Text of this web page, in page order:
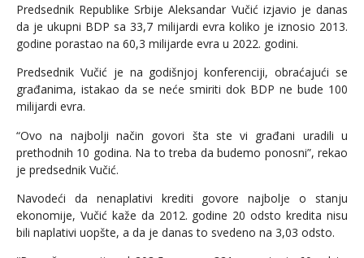
Predsednik Republike Srbije Aleksandar Vučić izjavio je danas
da je ukupni BDP sa 33,7 milijardi evra koliko je iznosio 2013.
godine porastao na 60,3 milijarde evra u 2022. godini.
Predsednik Vučić je na godišnjoj konferenciji, obraćajući se
građanima, istakao da se neće smiriti dok BDP ne bude 100
milijardi evra.
“Ovo na najbolji način govori šta ste vi građani uradili u
prethodnih 10 godina. Na to treba da budemo ponosni”, rekao
je predsednik Vučić.
Navodeći da nenaplativi krediti govore najbolje o stanju
ekonomije, Vučić kaže da 2012. godine 20 odsto kredita nisu
bili naplativi uopšte, a da je danas to svedeno na 3,03 odsto.